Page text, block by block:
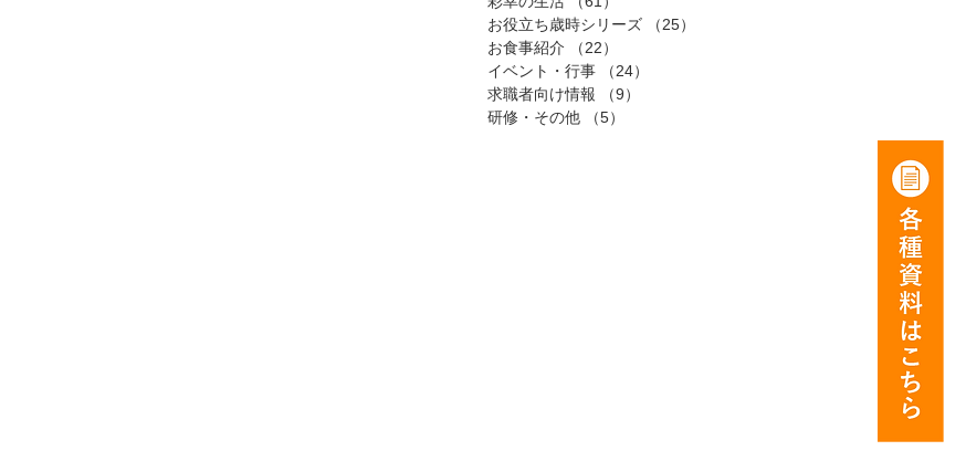
お役立ち歳時シリーズ
（25）
お食事紹介
（22）
イベント・行事
（24）
求職者向け情報
（9）
研修・その他
（5）